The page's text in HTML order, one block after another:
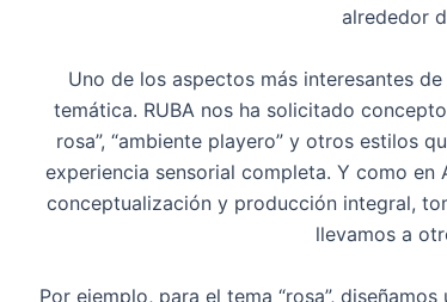
alrededor
Uno de los aspectos más interesantes
temática. RUBA nos ha solicitado
rosa”, “ambiente playero” y otros estilos
experiencia sensorial completa. Y como en
conceptualización y producción integral,
llevamos a
Por ejemplo, para el tema “rosa”,